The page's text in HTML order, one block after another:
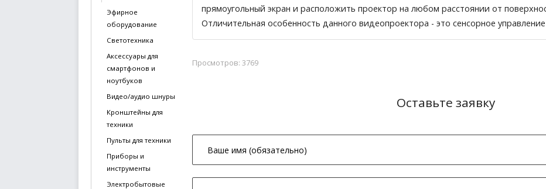
прямоугольный экран и расположить проектор на любом расстоянии от
Отличительная особенность данного видеопроектора - это сенсорное
Просмотров: 3769
Оставьте заявку
Эфирное
оборудование
Светотехника
Аксессуары для
смартфонов и
ноутбуков
Видео/аудио шнуры
Кронштейны для
техники
Пульты для техники
Приборы и
инструменты
Электробытовые